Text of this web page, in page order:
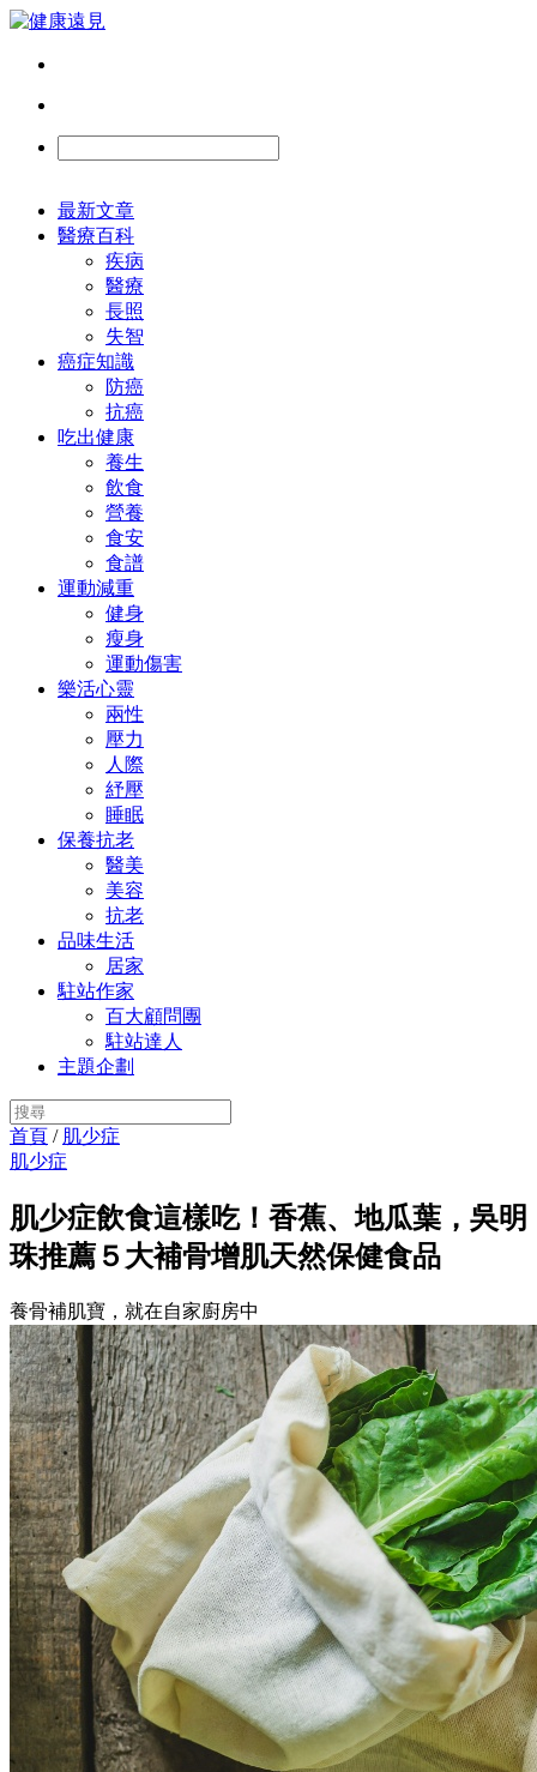
最新文章
醫療百科
疾病
醫療
長照
失智
癌症知識
防癌
抗癌
吃出健康
養生
飲食
營養
食安
食譜
運動減重
健身
瘦身
運動傷害
樂活心靈
兩性
壓力
人際
紓壓
睡眠
保養抗老
醫美
美容
抗老
品味生活
居家
駐站作家
百大顧問團
駐站達人
主題企劃
首頁 / 肌少症
肌少症
肌少症飲食這樣吃！香蕉、地瓜葉，吳明
珠推薦５大補骨增肌天然保健食品
養骨補肌寶，就在自家廚房中